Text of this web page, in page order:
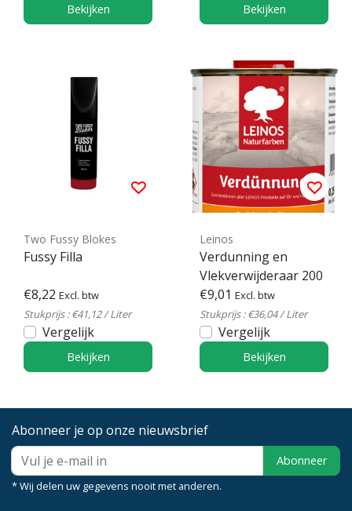
Bekijken Bekijken
Two Fussy Blokes
Fussy Filla
€8,22 Excl. btw
Stukprijs : €41,12 / Liter
Vergelijk
Bekijken
Leinos
Verdunning en
Vlekverwijderaar 200
€9,01 Excl. btw
Stukprijs : €36,04 / Liter
Vergelijk
Bekijken
Abonneer je op onze nieuwsbrief
Abonneer
* Wij delen uw gegevens nooit met anderen.